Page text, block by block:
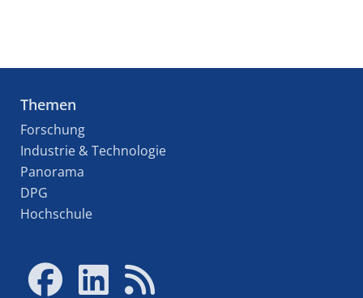
Themen
Forschung
Industrie & Technologie
Panorama
DPG
Hochschule